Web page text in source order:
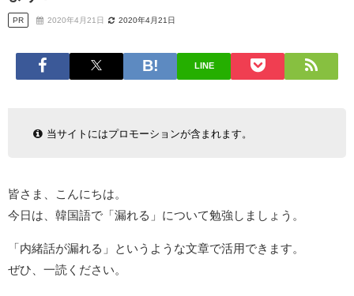
PR 2020年4月21日 2020年4月21日
LINE
当サイトにはプロモーションが含まれます。
皆さま、こんにちは。
今日は、韓国語で「漏れる」について勉強しましょう。
「内緒話が漏れる」というような文章で活用できます。
ぜひ、一読ください。